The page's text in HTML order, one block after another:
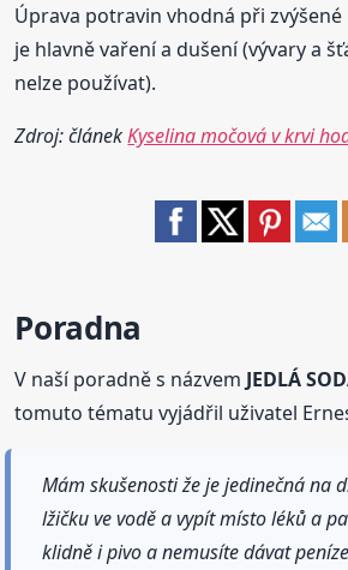
Úprava potravin vhodná při zvýšené
je hlavně vaření a dušení (vývary a
nelze používat).
Zdroj: článekKyselina močová v krvi
Poradna
V naší poradně s názvem JEDLÁ
tomuto tématu vyjádřil uživatel
Mám skušenosti že je jedinečná na
lžičku ve vodě a vypít místo léků a
klidně i pivo a nemusíte dávat